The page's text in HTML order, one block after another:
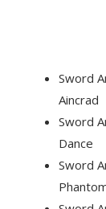
Sword
Aincrad
Sword
Dance
Sword